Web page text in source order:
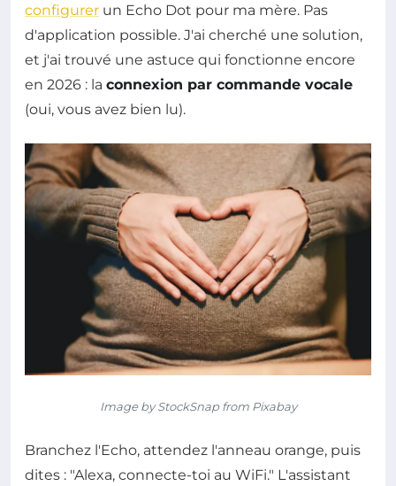
configurer un Echo Dot pour ma mère. Pas
d'application possible. J'ai cherché une solution,
et j'ai trouvé une astuce qui fonctionne encore
en 2026 : la connexion par commande vocale
(oui, vous avez bien lu).
Image by StockSnap from Pixabay
Branchez l'Echo, attendez l'anneau orange, puis
dites : "Alexa, connecte-toi au WiFi." L'assistant